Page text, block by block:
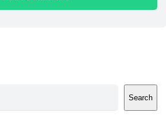
Search